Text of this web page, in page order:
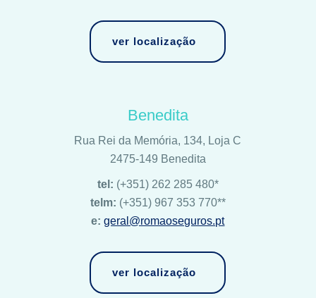
ver localização
Benedita
Rua Rei da Memória, 134, Loja C
2475-149 Benedita
tel: (+351) 262 285 480*
telm: (+351) 967 353 770**
e: geral@romaoseguros.pt
ver localização